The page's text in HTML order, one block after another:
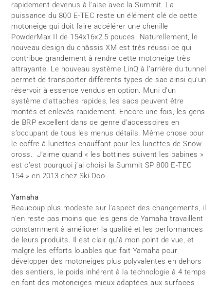
rapidement devenus à l’aise avec la Summit. La
puissance du 800 E-TEC reste un élément clé de cette
motoneige qui doit faire accélérer une chenille
PowderMax II de 154x16x2,5 pouces. Naturellement, le
nouveau design du châssis XM est très réussi ce qui
contribue grandement à rendre cette motoneige très
attrayante. Le nouveau système LinQ à l’arrière du tunnel
permet de transporter différents types de sac ainsi qu’un
réservoir à essence vendus en option. Muni d’un
système d’attaches rapides, les sacs peuvent être
montés et enlevés rapidement. Encore une fois, les gens
de BRP excellent dans ce genre d’accessoires en
s’occupant de tous les menus détails. Même chose pour
le coffre à lunettes chauffant pour les lunettes de Snow
cross. J’aime quand « les bottines suivent les babines »
est c’est pourquoi j’ai choisi la Summit SP 800 E-TEC
154 » en 2013 chez Ski-Doo.
Yamaha
Beaucoup plus modeste sur l’aspect des changements, il
n’en reste pas moins que les gens de Yamaha travaillent
constamment à améliorer la qualité et les performances
de leurs produits. Il est clair qu’à mon point de vue, et
malgré les efforts louables que fait Yamaha pour
développer des motoneiges plus polyvalentes en dehors
des sentiers, le poids inhérent à la technologie à 4 temps
en font des motoneiges mieux adaptées aux surfaces